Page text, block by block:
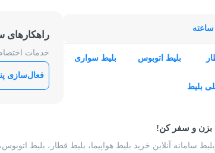
بلیط اتوبوس بلیط سواری
بلیط
راهکارهای
خدمات
فعال‌سازی
بزن و سفر کن!
سامانه آنلاین خرید بلیط هواپیما، بلیط قطار، بلیط